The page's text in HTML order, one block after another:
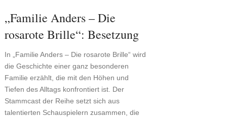
„Familie Anders – Die
rosarote Brille“: Besetzung
In „Familie Anders – Die rosarote Brille“ wird
die Geschichte einer ganz besonderen
Familie erzählt, die mit den Höhen und
Tiefen des Alltags konfrontiert ist. Der
Stammcast der Reihe setzt sich aus
talentierten Schauspielern zusammen, die